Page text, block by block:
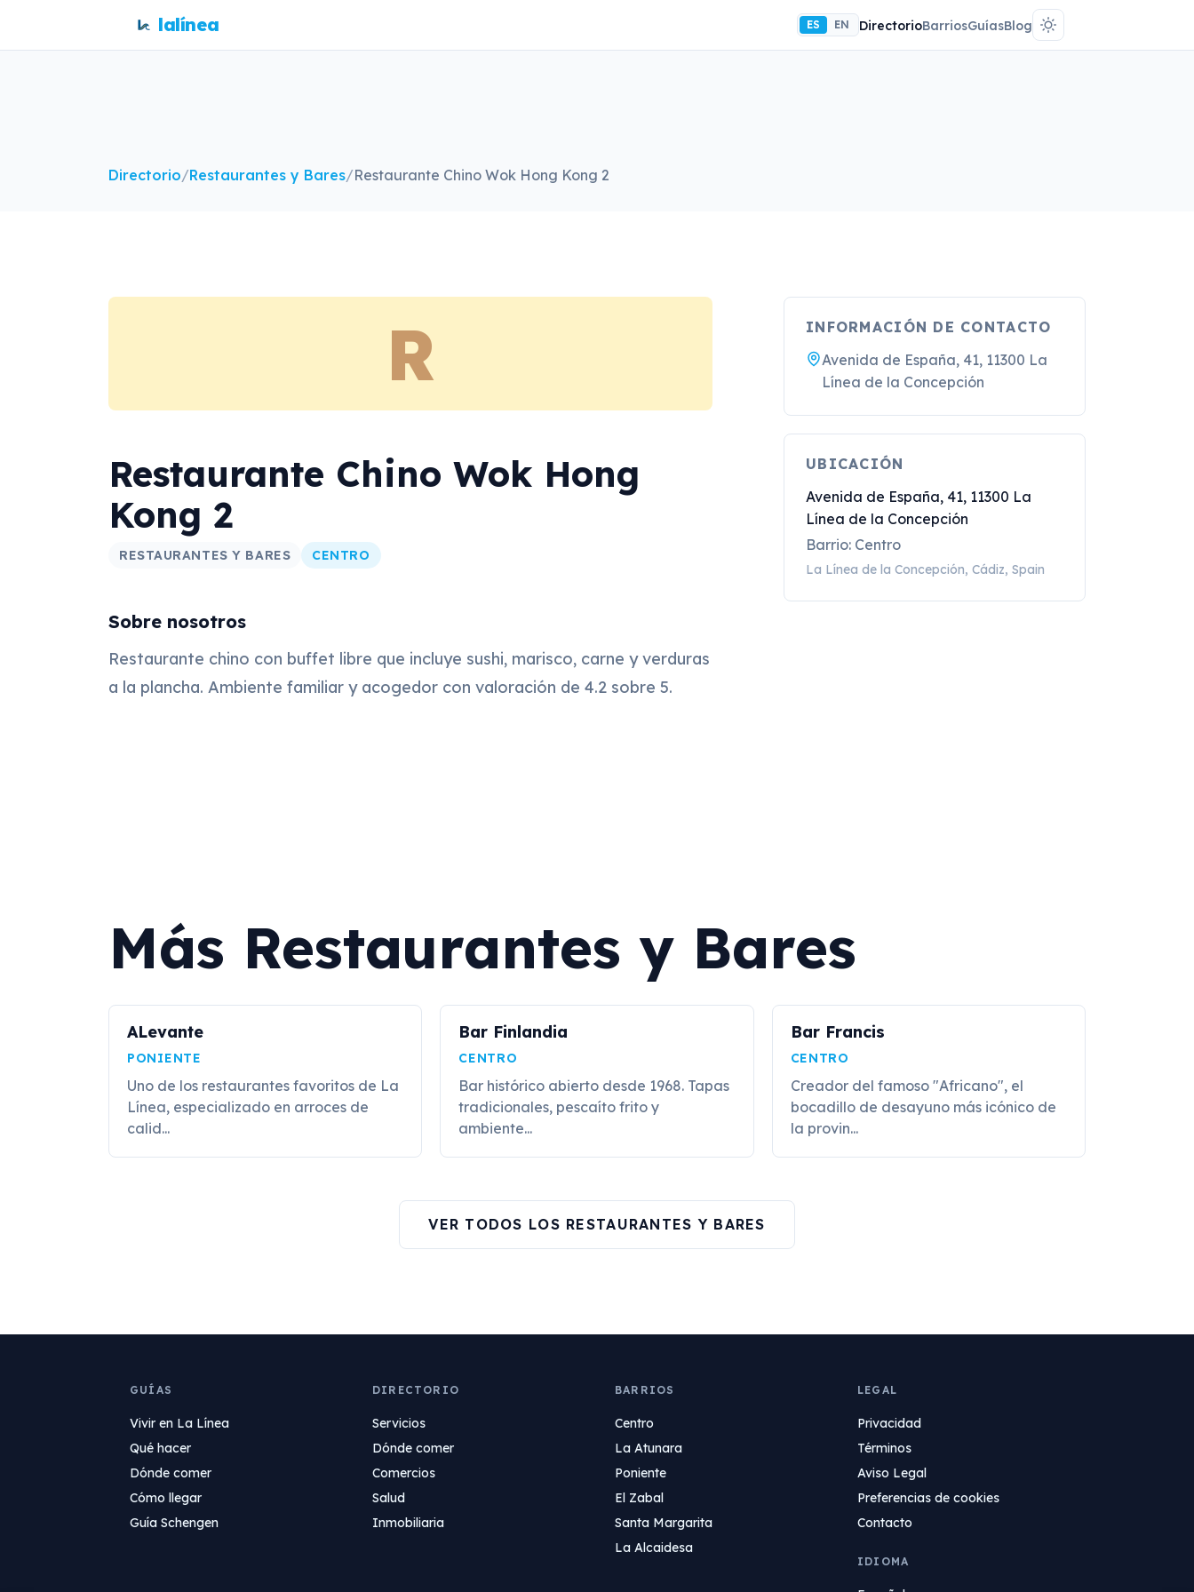
lalínea ES EN DirectorioBarriosGuíasBlog
Directorio/Restaurantes y Bares/Restaurante Chino Wok Hong Kong 2
R
Restaurante Chino Wok Hong
Kong 2
RESTAURANTES Y BARES CENTRO
Sobre nosotros
Restaurante chino con buffet libre que incluye sushi, marisco, carne y verduras
a la plancha. Ambiente familiar y acogedor con valoración de 4.2 sobre 5.
INFORMACIÓN DE CONTACTO
Avenida de España, 41, 11300 La
Línea de la Concepción
UBICACIÓN
Avenida de España, 41, 11300 La
Línea de la Concepción
Barrio: Centro
La Línea de la Concepción, Cádiz, Spain
Más Restaurantes y Bares
ALevante
PONIENTE
Uno de los restaurantes favoritos de La
Línea, especializado en arroces de
calid...
Bar Finlandia
CENTRO
Bar histórico abierto desde 1968. Tapas
tradicionales, pescaíto frito y
ambiente...
Bar Francis
CENTRO
Creador del famoso "Africano", el
bocadillo de desayuno más icónico de
la provin...
VER TODOS LOS RESTAURANTES Y BARES
GUÍAS
Vivir en La Línea
Qué hacer
Dónde comer
Cómo llegar
Guía Schengen
DIRECTORIO
Servicios
Dónde comer
Comercios
Salud
Inmobiliaria
BARRIOS
Centro
La Atunara
Poniente
El Zabal
Santa Margarita
La Alcaidesa
LEGAL
Privacidad
Términos
Aviso Legal
Preferencias de cookies
Contacto
IDIOMA